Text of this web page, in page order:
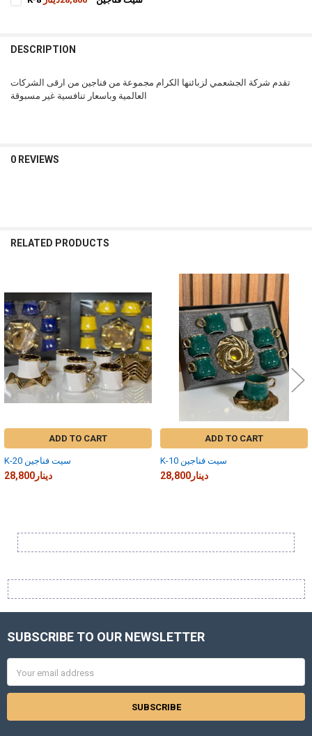
STOCK:
DESCRIPTION
تقدم شركة الجشعمي لزبائنها الكرام مجموعة من فناجين من ارقى الشركات
العالمية وباسعار تنافسية غير مسبوقة
0 REVIEWS
RELATED PRODUCTS
Related
Products
ADD TO CART
K-20 سيت فناجين
28,800دينار
ADD TO CART
K-10 سيت فناجين
28,800دينار
Footer
SUBSCRIBE TO OUR NEWSLETTER
Address